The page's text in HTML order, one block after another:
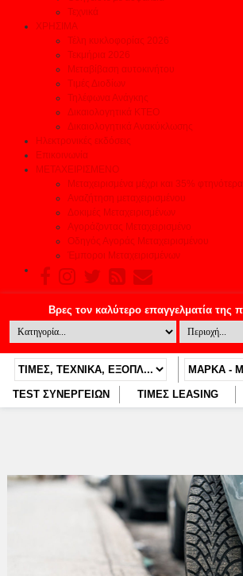
Τεχνικά
ΧΡΗΣΙΜΑ
Τέλη κυκλοφορίας 2026
Τεκμήρια 2026
Μεταβίβαση αυτοκινήτου
Τιμές Διοδίων
Τηλέφωνα Ανάγκης
Δικαιολογητικά ΚΤΕΟ
Δικαιολογητικά Ανακύκλωσης
Ηλεκτρονικές εκδόσεις
Επικοινωνία
ΜΕΤΑΧΕΙΡΙΣΜΕΝΟ
Μεταχειρισμένα μέχρι και 35% φτηνότερα
Αναζήτηση μεταχειρισμένου
Δοκιμές Μεταχειρισμένων
Αγοράζοντας Μεταχειρισμένο
Οδηγός Αγοράς Μεταχειρισμένου
Έμποροι Μεταχειρισμένων
TEST ΣΥΝΕΡΓΕΙΩΝ ΤΙΜΕΣ LEASING